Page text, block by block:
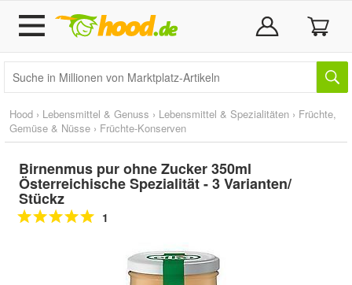
Hood › Lebensmittel & Genuss › Lebensmittel & Spezialitäten › Früchte,
Gemüse & Nüsse › Früchte-Konserven
Birnenmus pur ohne Zucker 350ml
Österreichische Spezialität - 3 Varianten/
Stückz
1